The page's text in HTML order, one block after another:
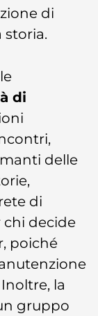
di
storia.
di
delle
di
decide
poiché
la
gruppo